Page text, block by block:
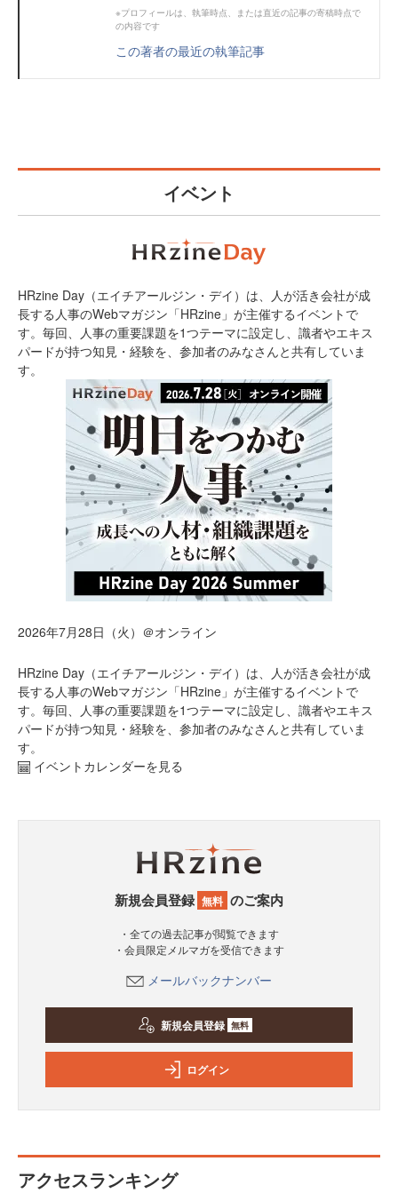
※プロフィールは、執筆時点、または直近の記事の寄稿時点で
の内容です
この著者の最近の執筆記事
イベント
HRzine Day（エイチアールジン・デイ）は、人が活き会社が成
長する人事のWebマガジン「HRzine」が主催するイベントで
す。毎回、人事の重要課題を1つテーマに設定し、識者やエキス
パードが持つ知見・経験を、参加者のみなさんと共有していま
す。
2026年7月28日（火）＠オンライン
HRzine Day（エイチアールジン・デイ）は、人が活き会社が成
長する人事のWebマガジン「HRzine」が主催するイベントで
す。毎回、人事の重要課題を1つテーマに設定し、識者やエキス
パードが持つ知見・経験を、参加者のみなさんと共有していま
す。
イベントカレンダーを見る
新規会員登録 無料 のご案内
・全ての過去記事が閲覧できます
・会員限定メルマガを受信できます
メールバックナンバー
新規会員登録 無料
ログイン
アクセスランキング